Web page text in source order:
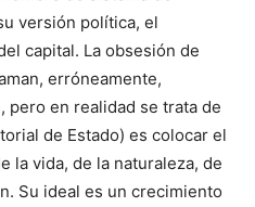
versión política, el
capital. La obsesión de
erróneamente,
pero en realidad se trata de
de Estado) es colocar el
la vida, de la naturaleza, de
Su ideal es un crecimiento